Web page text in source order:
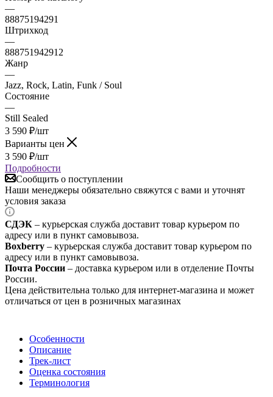
—
88875194291
Штрихкод
—
888751942912
Жанр
—
Jazz, Rock, Latin, Funk / Soul
Состояние
—
Still Sealed
3 590 ₽/шт
Варианты цен
3 590 ₽/шт
Подробности
Сообщить о поступлении
Наши менеджеры обязательно свяжутся с вами и уточнят
условия заказа
СДЭК – курьерская служба доставит товар курьером по
адресу или в пункт самовывоза.
Boxberry – курьерская служба доставит товар курьером по
адресу или в пункт самовывоза.
Почта России – доставка курьером или в отделение Почты
России.
Цена действительна только для интернет-магазина и может
отличаться от цен в розничных магазинах
Особенности
Описание
Трек-лист
Оценка состояния
Терминология